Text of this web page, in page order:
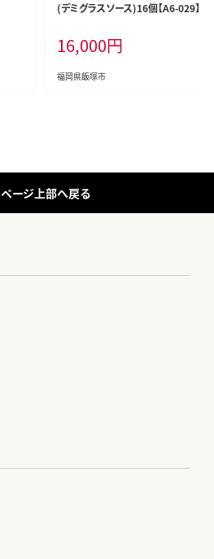
(デミグラスソース)16個【A6-029】
16,000円
福岡県飯塚市
ページ上部へ戻る